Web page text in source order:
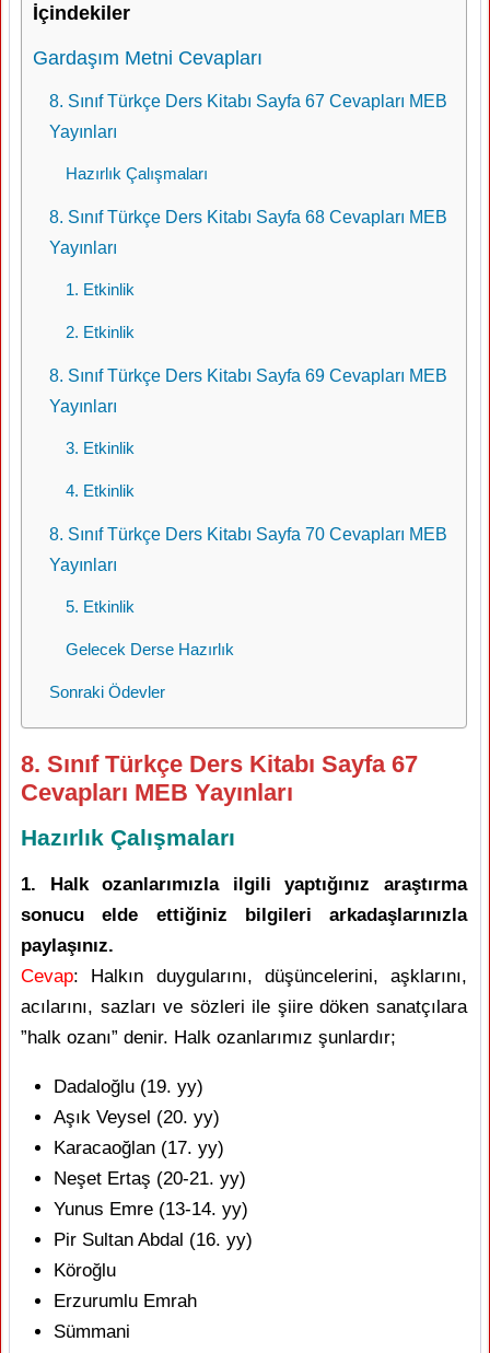
İçindekiler
Gardaşım Metni Cevapları
8. Sınıf Türkçe Ders Kitabı Sayfa 67 Cevapları MEB
Yayınları
Hazırlık Çalışmaları
8. Sınıf Türkçe Ders Kitabı Sayfa 68 Cevapları MEB
Yayınları
1. Etkinlik
2. Etkinlik
8. Sınıf Türkçe Ders Kitabı Sayfa 69 Cevapları MEB
Yayınları
3. Etkinlik
4. Etkinlik
8. Sınıf Türkçe Ders Kitabı Sayfa 70 Cevapları MEB
Yayınları
5. Etkinlik
Gelecek Derse Hazırlık
Sonraki Ödevler
8. Sınıf Türkçe Ders Kitabı Sayfa 67
Cevapları MEB Yayınları
Hazırlık Çalışmaları
1. Halk ozanlarımızla ilgili yaptığınız araştırma
sonucu elde ettiğiniz bilgileri arkadaşlarınızla
paylaşınız.
Cevap: Halkın duygularını, düşüncelerini, aşklarını,
acılarını, sazları ve sözleri ile şiire döken sanatçılara
”halk ozanı” denir. Halk ozanlarımız şunlardır;
Dadaloğlu (19. yy)
Aşık Veysel (20. yy)
Karacaoğlan (17. yy)
Neşet Ertaş (20-21. yy)
Yunus Emre (13-14. yy)
Pir Sultan Abdal (16. yy)
Köroğlu
Erzurumlu Emrah
Sümmani